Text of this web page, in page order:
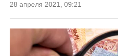
28 апреля 2021, 09:21